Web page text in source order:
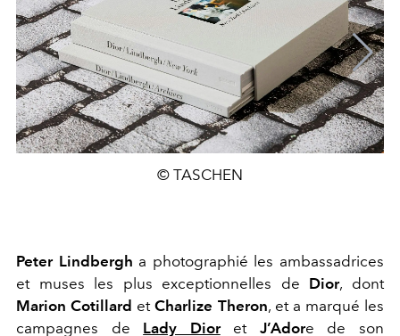
© TASCHEN
Peter Lindbergh a photographié les ambassadrices
et muses les plus exceptionnelles de Dior, dont
Marion Cotillard etCharlize Theron, et a marqué les
campagnes de Lady Dioret J’Adore de son